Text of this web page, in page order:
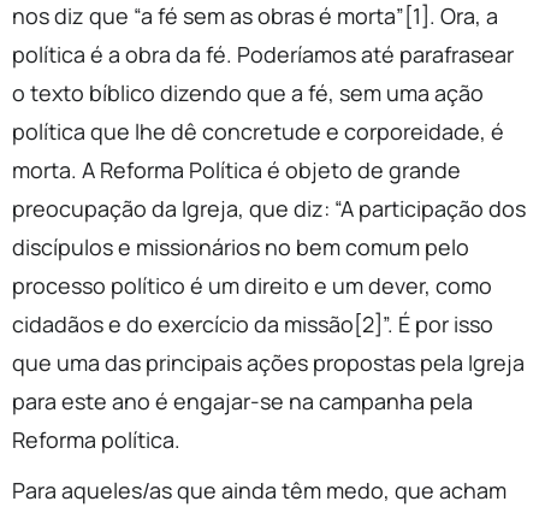
nos diz que “a fé sem as obras é morta”[1]. Ora, a
política é a obra da fé. Poderíamos até parafrasear
o texto bíblico dizendo que a fé, sem uma ação
política que lhe dê concretude e corporeidade, é
morta. A Reforma Política é objeto de grande
preocupação da Igreja, que diz: “A participação dos
discípulos e missionários no bem comum pelo
processo político é um direito e um dever, como
cidadãos e do exercício da missão[2]”. É por isso
que uma das principais ações propostas pela Igreja
para este ano é engajar-se na campanha pela
Reforma política.
Para aqueles/as que ainda têm medo, que acham